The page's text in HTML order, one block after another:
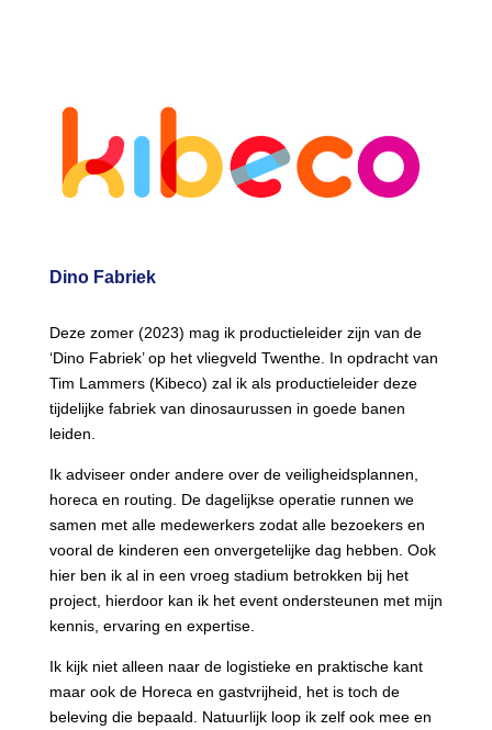
Dino Fabriek
Deze zomer (2023) mag ik productieleider zijn van de
‘Dino Fabriek’ op het vliegveld Twenthe. In opdracht van
Tim Lammers (Kibeco) zal ik als productieleider deze
tijdelijke fabriek van dinosaurussen in goede banen
leiden.
Ik adviseer onder andere over de veiligheidsplannen,
horeca en routing. De dagelijkse operatie runnen we
samen met alle medewerkers zodat alle bezoekers en
vooral de kinderen een onvergetelijke dag hebben. Ook
hier ben ik al in een vroeg stadium betrokken bij het
project, hierdoor kan ik het event ondersteunen met mijn
kennis, ervaring en expertise.
Ik kijk niet alleen naar de logistieke en praktische kant
maar ook de Horeca en gastvrijheid, het is toch de
beleving die bepaald. Natuurlijk loop ik zelf ook mee en